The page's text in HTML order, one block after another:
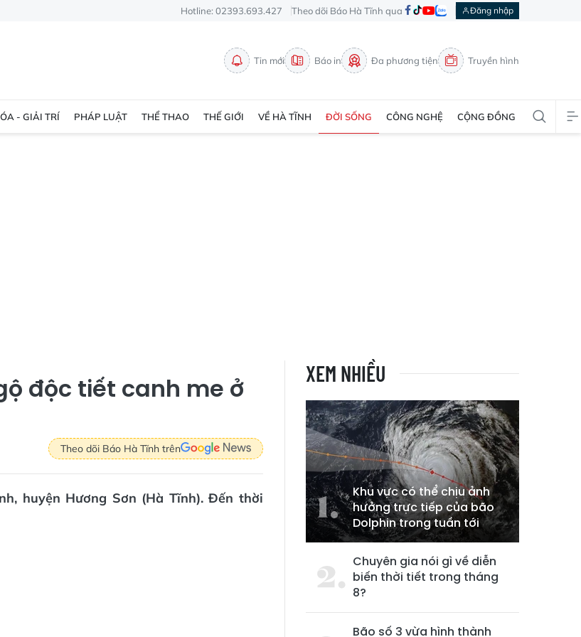
Hotline: 02393.693.427 Theo dõi Báo Hà Tĩnh qua Đăng nhập
Tin mới Báo in Đa phương tiện Truyền hình
- GIẢI TRÍ PHÁP LUẬT THỂ THAO THẾ GIỚI VỀ HÀ TĨNH ĐỜI SỐNG CÔNG NGHỆ CỘNG ĐỒNG
độc tiết canh me ở
Theo dõi Báo Hà Tĩnh trên
huyện Hương Sơn (Hà Tĩnh). Đến thời
XEM NHIỀU
Khu vực có thể chịu ảnh
hưởng trực tiếp của bão
Dolphin trong tuần tới
Chuyên gia nói gì về diễn
biến thời tiết trong tháng
8?
Bão số 3 vừa hình thành